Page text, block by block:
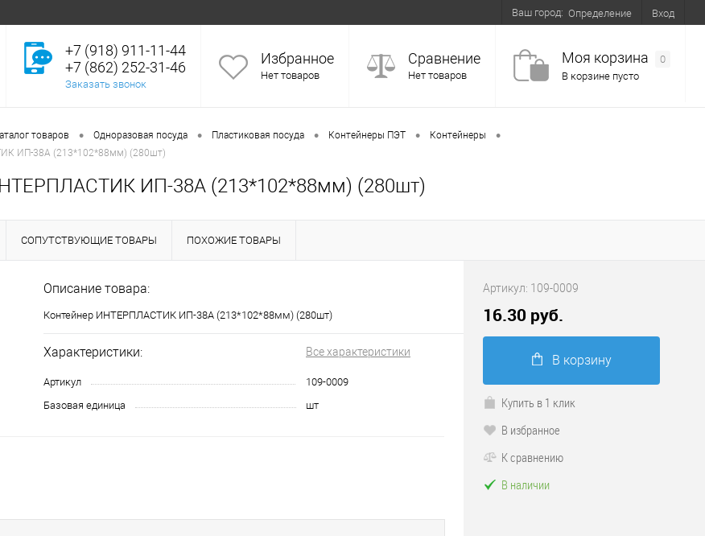
Ваш город: Определение Вход
+7 (918) 911-11-44
+7 (862) 252-31-46
Заказать звонок
Избранное
Нет товаров
Сравнение
Нет товаров
Моя корзина
0
В корзине пусто
товаров • Одноразовая посуда • Пластиковая посуда • Контейнеры ПЭТ • Контейнеры •
ИП-38А (213*102*88мм) (280шт)
ИП-38А (213*102*88мм) (280шт)
СОПУТСТВУЮЩИЕ ТОВАРЫ ПОХОЖИЕ ТОВАРЫ
Описание товара:
Контейнер ИНТЕРПЛАСТИК ИП-38А (213*102*88мм) (280шт)
Характеристики: Все характеристики
Артикул
109-0009
Базовая единица
шт
Артикул: 109-0009
16.30 руб.
В корзину
Купить в 1 клик
В избранное
К сравнению
В наличии